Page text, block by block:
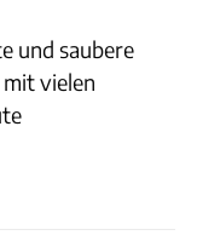
und saubere
vielen